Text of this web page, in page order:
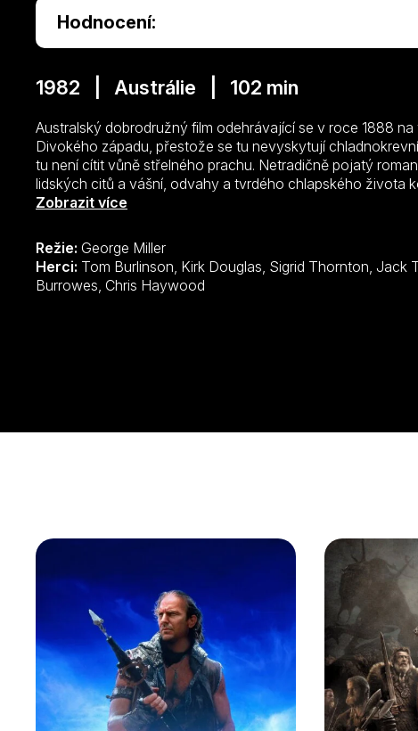
Hodnocení:
1982 | Austrálie | 102 min
Australský dobrodružný film odehrávající se v roce 1888
Divokého západu, přestože se tu nevyskytují
tu není cítit vůně střelného prachu. Netradičně pojatý
lidských citů a vášní, odvahy a tvrdého chlapského života
mladý horal, který po smrti svého otce najde práci u
však mezi oběma pomalu začne rodit mnohem silnější cit
starého rančera k Jimovi i jeho vztahu s Jessicou však
podaří v obtížném horském terénu dostihnout a zkrotit
Zobrazit více
Režie: George Miller
Herci:
Burrowes, Chris Haywood